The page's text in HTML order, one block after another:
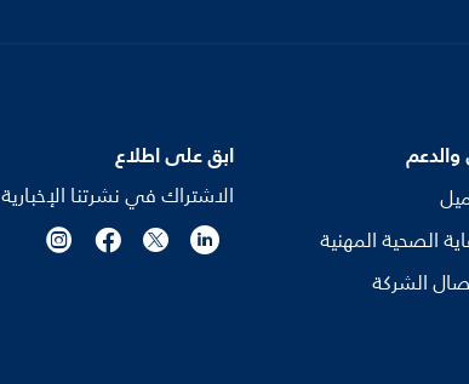
والدعم
الصحية المهنية
الشركة
ابق على اطلاع
الاشتراك في نشرتنا الإخبارية